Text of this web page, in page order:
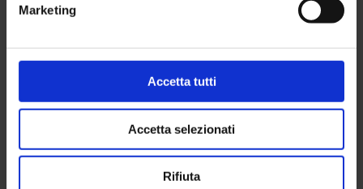
Marketing
Accetta tutti
Accetta selezionati
Rifiuta
26 Maggio 2026
SUNIA informa